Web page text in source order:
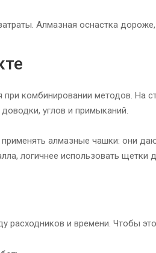
Алмазная оснастка
при комбинировании методов. На
углов и примыканий.
алмазные чашки: они
логичнее использовать щетки
и времени. Чтобы